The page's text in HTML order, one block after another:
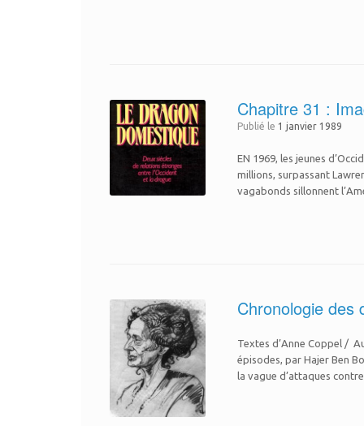
Chapitre 31 :
Publié le 1 janvier 1989
EN 1969, les jeunes
millions, surpassant
vagabonds sillonnent
Chronologie des
Textes d’Anne Coppel /
épisodes, par Hajer Ben
la vague d’attaques